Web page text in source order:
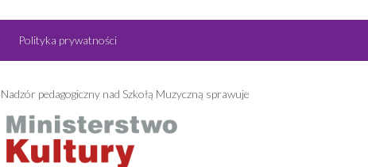
Polityka prywatności
Nadzór pedagogiczny nad Szkołą Muzyczną sprawuje